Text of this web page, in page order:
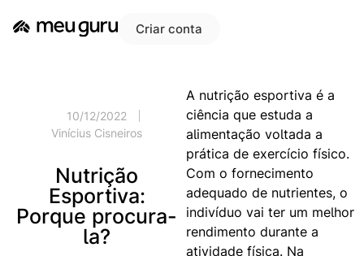
Criar conta
10/12/2022
Vinícius Cisneiros
Nutrição
Esportiva:
Porque procura-
la?
A nutrição esportiva é a
ciência que estuda a
alimentação voltada a
prática de exercício físico.
Com o fornecimento
adequado de nutrientes, o
indivíduo vai ter um melhor
rendimento durante a
atividade física. Na